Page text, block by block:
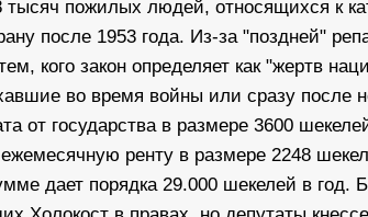
пожилых людей, относящихся к
после 1953 года. Из-за "поздней"
кого закон определяет как "жертв
во время войны или сразу после
от государства в размере 3600
ренту в размере 2248
дает порядка 29.000 шекелей в год.